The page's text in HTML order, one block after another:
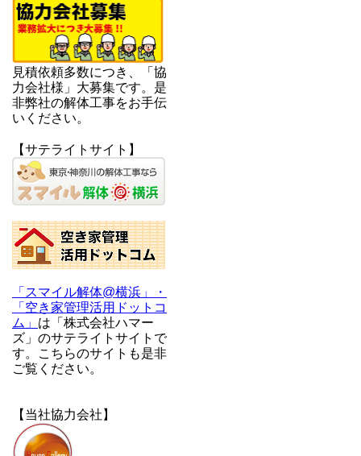
見積依頼多数につき、「協
力会社様」大募集です。是
非弊社の解体工事をお手伝
いください。
【サテライトサイト】
「スマイル解体@横浜」・
「空き家管理活用ドットコ
ム」 は「株式会社ハマー
ズ」のサテライトサイトで
す。こちらのサイトも是非
ご覧ください。
【当社協力会社】